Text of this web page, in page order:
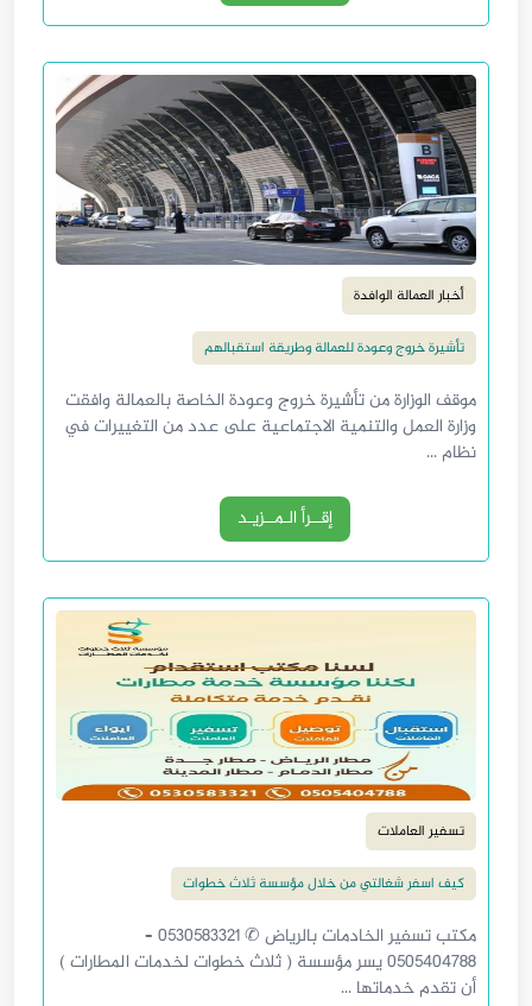
أخبار العمالة الوافدة
تأشيرة خروج وعودة للعمالة وطريقة استقبالهم
موقف الوزارة من تأشيرة خروج وعودة الخاصة بالعمالة وافقت
وزارة العمل والتنمية الاجتماعية على عدد من التغييرات في
نظام ...
إقــرأ الـمــزيـد
تسفير العاملات
كيف اسفر شغالتي من خلال مؤسسة ثلاث خطوات
مكتب تسفير الخادمات بالرياض ✆ 0530583321 –
0505404788 يسر مؤسسة ( ثلاث خطوات لخدمات المطارات )
أن تقدم خدماتها ...